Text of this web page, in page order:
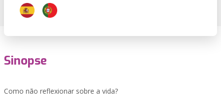
Sinopse
Como não reflexionar sobre a vida?